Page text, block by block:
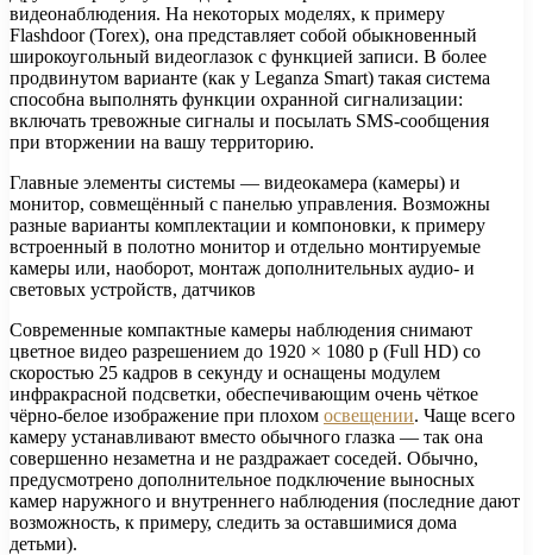
видеонаблюдения. На некоторых моделях, к примеру
Flashdoor (Torex), она представляет собой обыкновенный
широкоугольный видеоглазок с функцией записи. В более
продвинутом варианте (как у Leganza Smart) такая система
способна выполнять функции охранной сигнализации:
включать тревожные сигналы и посылать SMS-сообщения
при вторжении на вашу территорию.
Главные элементы системы — видеокамера (камеры) и
монитор, совмещённый с панелью управления. Возможны
разные варианты комплектации и компоновки, к примеру
встроенный в полотно монитор и отдельно монтируемые
камеры или, наоборот, монтаж дополнительных аудио- и
световых устройств, датчиков
Современные компактные камеры наблюдения снимают
цветное видео разрешением до 1920 × 1080 p (Full HD) со
скоростью 25 кадров в секунду и оснащены модулем
инфракрасной подсветки, обеспечивающим очень чёткое
чёрно-белое изображение при плохом освещении. Чаще всего
камеру устанавливают вместо обычного глазка — так она
совершенно незаметна и не раздражает соседей. Обычно,
предусмотрено дополнительное подключение выносных
камер наружного и внутреннего наблюдения (последние дают
возможность, к примеру, следить за оставшимися дома
детьми).